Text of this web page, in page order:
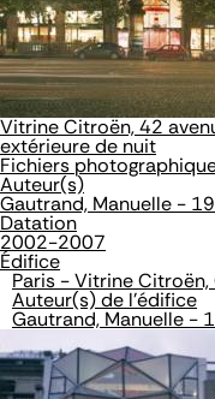
Vitrine Citroën, 42
extérieure de nuit
Fichiers
Auteur(s)
Gautrand, Manuelle -
Datation
2002-2007
Édifice
Paris - Vitrine Citroën,
Auteur(s) de l'édifice
Gautrand, Manuelle -